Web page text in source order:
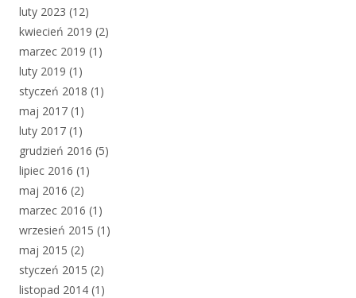
luty 2023 (12)
kwiecień 2019 (2)
marzec 2019 (1)
luty 2019 (1)
styczeń 2018 (1)
maj 2017 (1)
luty 2017 (1)
grudzień 2016 (5)
lipiec 2016 (1)
maj 2016 (2)
marzec 2016 (1)
wrzesień 2015 (1)
maj 2015 (2)
styczeń 2015 (2)
listopad 2014 (1)